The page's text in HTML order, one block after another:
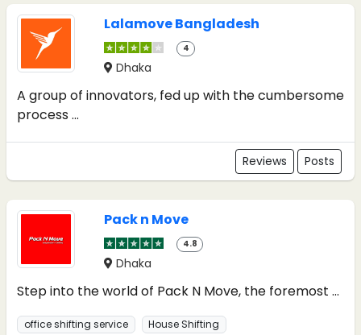
Lalamove Bangladesh
4
Dhaka
A group of innovators, fed up with the cumbersome
process ...
Reviews Posts
Pack n Move
4.8
Dhaka
Step into the world of Pack N Move, the foremost ...
office shifting service
House Shifting